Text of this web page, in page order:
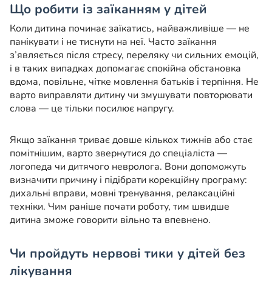
Що робити із заїканням у дітей
Коли дитина починає заїкатись, найважливіше — не
панікувати і не тиснути на неї. Часто заїкання
з’являється після стресу, переляку чи сильних емоцій,
і в таких випадках допомагає спокійна обстановка
вдома, повільне, чітке мовлення батьків і терпіння. Не
варто виправляти дитину чи змушувати повторювати
слова — це тільки посилює напругу.
Якщо заїкання триває довше кількох тижнів або стає
помітнішим, варто звернутися до спеціаліста —
логопеда чи дитячого невролога. Вони допоможуть
визначити причину і підібрати корекційну програму:
дихальні вправи, мовні тренування, релаксаційні
техніки. Чим раніше почати роботу, тим швидше
дитина зможе говорити вільно та впевнено.
Чи пройдуть нервові тики у дітей без
лікування